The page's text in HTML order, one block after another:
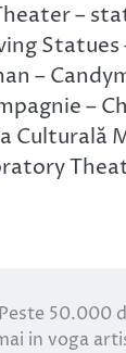
–
–
–
Culturală
50.000
in voga